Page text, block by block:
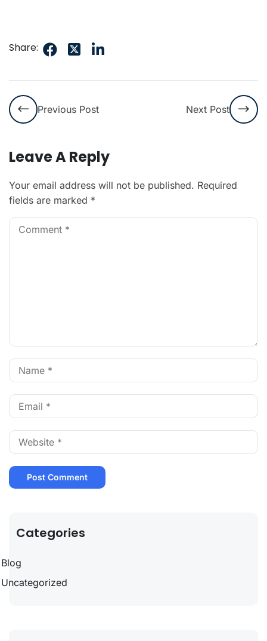
Share:
Previous Post Next Post
Leave A Reply
Your email address will not be published. Required
fields are marked *
Categories
Blog
Uncategorized